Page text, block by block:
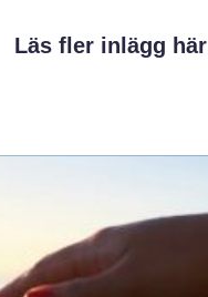
Läs fler inlägg här